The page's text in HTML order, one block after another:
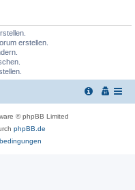
erstellen.
© phpBB Limited
phpBB.de